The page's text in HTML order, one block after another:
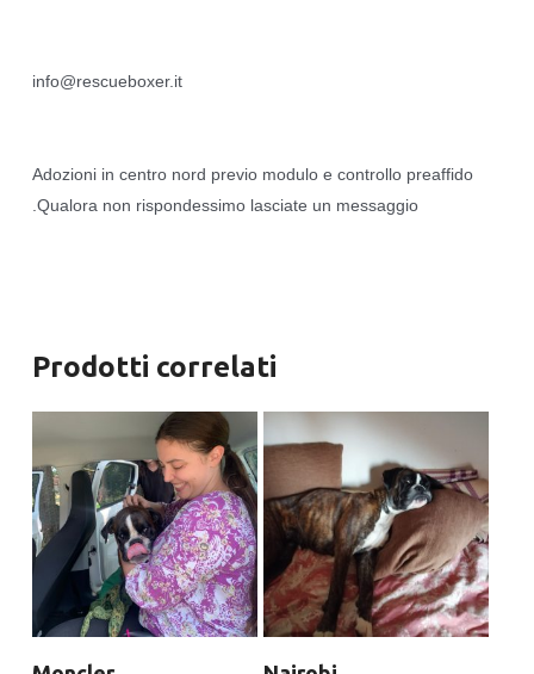
info@rescueboxer.it
Adozioni in centro nord previo modulo e controllo preaffido
.Qualora non rispondessimo lasciate un messaggio
Prodotti correlati